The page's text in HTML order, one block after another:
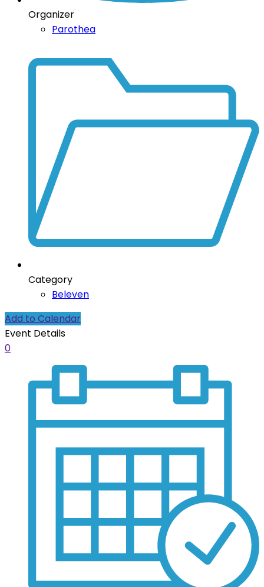
Organizer
Parothea
Category
Beleven
Add to Calendar
Event Details
0